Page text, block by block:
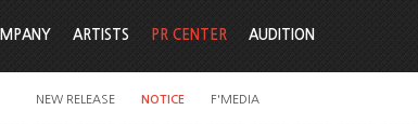
ARTISTS PR CENTER
NEW RELEASE NOTICE F'MEDIA
AUDITION